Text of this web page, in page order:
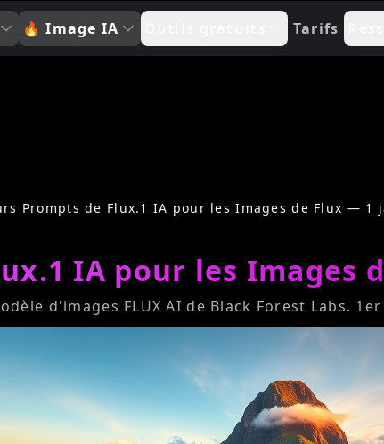
🔥Image IA Tarifs
Prompts de Flux.1 IA pour les Images de Flux — 1
IA pour les Images
d'images FLUX AI de Black Forest Labs.